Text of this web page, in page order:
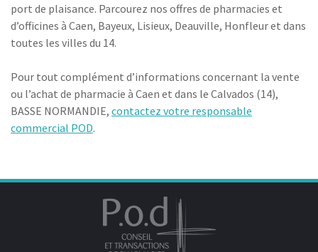
port de plaisance. Parcourez nos offres de pharmacies et
d’officines à Caen, Bayeux, Lisieux, Deauville, Honfleur et dans
toutes les villes du 14.
Pour tout complément d’informations concernant la vente
ou l’achat de pharmacie à Caen et dans le Calvados (14),
BASSE NORMANDIE, contactez votre responsable
commercial POD.